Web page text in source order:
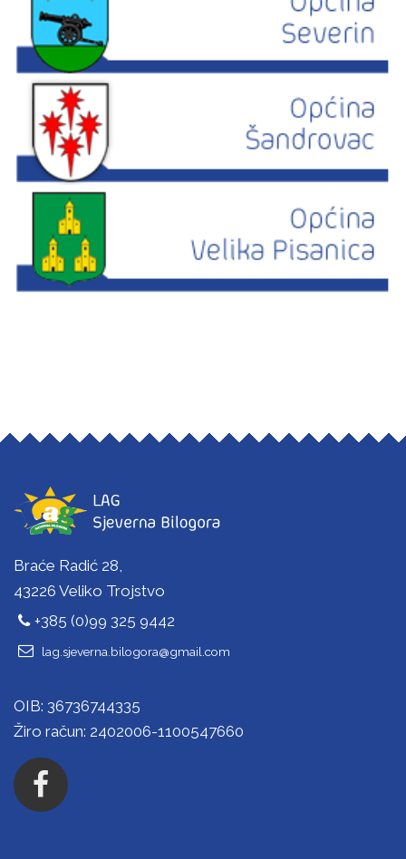
Braće Radić 28,
43226 Veliko Trojstvo
+385 (0)99 325 9442
lag.sjeverna.bilogora@gmail.com
OIB: 36736744335
Žiro račun: 2402006-1100547660